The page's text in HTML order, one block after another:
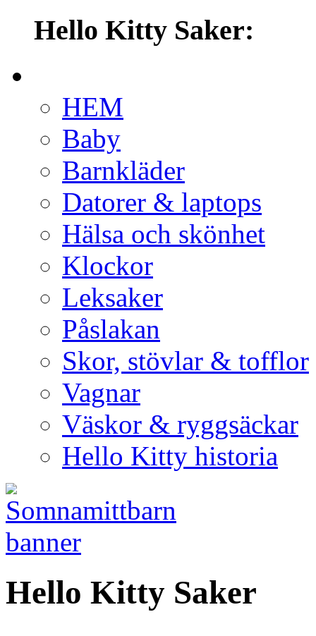
Hello Kitty Saker:
HEM
Baby
Barnkläder
Datorer & laptops
Hälsa och skönhet
Klockor
Leksaker
Påslakan
Skor, stövlar & tofflor
Vagnar
Väskor & ryggsäckar
Hello Kitty historia
Hello Kitty Saker